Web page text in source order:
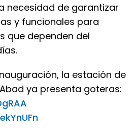
necesidad de garantizar
y funcionales para
que dependen del
la estación de
ya presenta goteras: